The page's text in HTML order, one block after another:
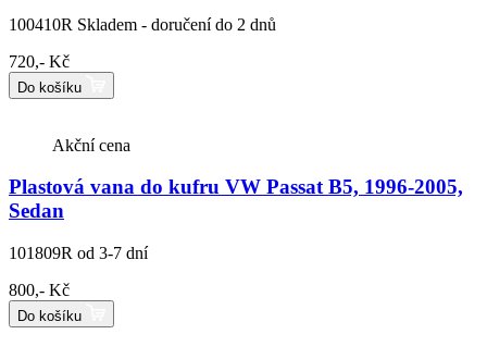
100410R Skladem - doručení do 2 dnů
720,- Kč
Do košíku
Akční cena
Plastová vana do kufru VW Passat B5, 1996-2005,
Sedan
101809R od 3-7 dní
800,- Kč
Do košíku